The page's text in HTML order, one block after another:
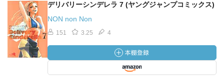
デリバリーシンデレラ 7 (ヤングジャンプコミックス)
NON non Non
151 3.25 4